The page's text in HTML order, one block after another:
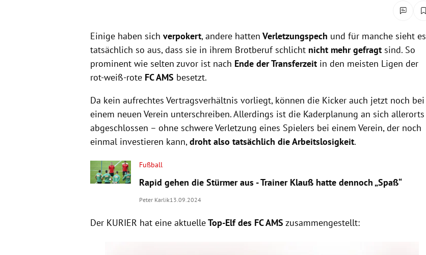
Einige haben sich verpokert, andere hatten Verletzungspech und für manche sieht es
tatsächlich so aus, dass sie in ihrem Brotberuf schlichtnicht mehr gefragt sind. So
prominent wie selten zuvor ist nach Ende der Transferzeitin den meisten Ligen der
rot-weiß-rote FC AMS besetzt.
Da kein aufrechtes Vertragsverhältnis vorliegt, können die Kicker auch jetzt noch bei
einem neuen Verein unterschreiben. Allerdings ist die Kaderplanung an sich allerorts
abgeschlossen – ohne schwere Verletzung eines Spielers bei einem Verein, der noch
einmal investieren kann,droht also tatsächlich die Arbeitslosigkeit.
Fußball
Rapid gehen die Stürmer aus - Trainer Klauß hatte dennoch „Spaß“
Peter Karlik13.09.2024
Der KURIER hat eine aktuelleTop-Elf des FC AMS zusammengestellt: